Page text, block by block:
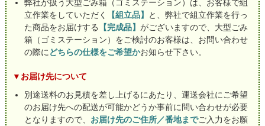
弊社が扱う大型ごみ箱（ゴミステーション）は、お客様で組
立作業をしていただく
【組立品】
と、弊社で組立作業を行っ
た商品をお届けする
【完成品】 がございますので、大型ごみ
箱（ゴミステーション）をご検討のお客様は、お問い合わせ
の際に どちらの仕様をご希望かお知らせ下さい。
▼お届け先について
別途送料のお見積を差し上げるにあたり、運送会社にご希望
のお届け先への配送が可能かどうか事前に問い合わせが必要
となりますので、 お届け先のご住所／番地までご入力をお願